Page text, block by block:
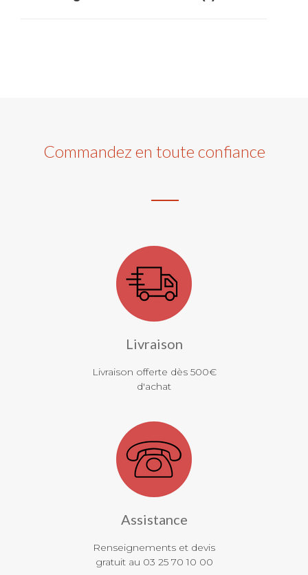
Commandez en toute confiance
Livraison
Livraison offerte dès 500€
d'achat
Assistance
Renseignements et devis
gratuit au 03 25 70 10 00